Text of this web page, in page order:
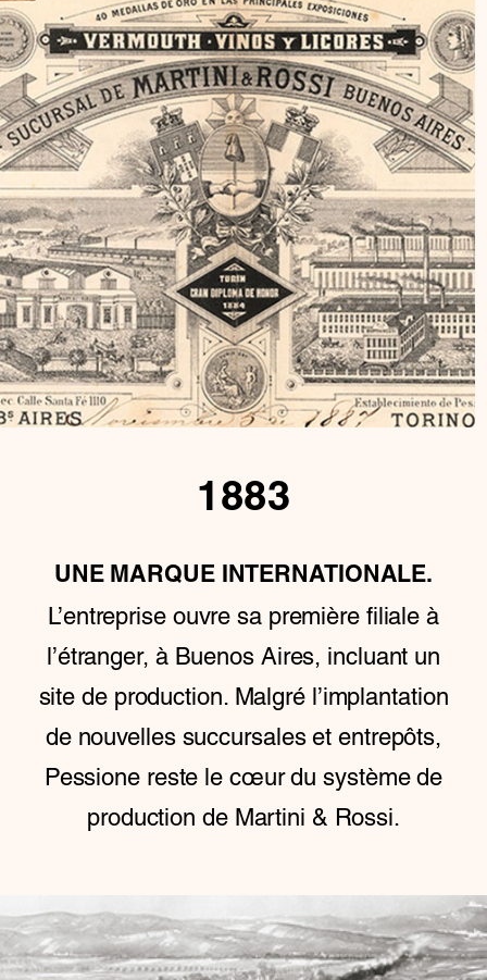
1883
UNE MARQUE INTERNATIONALE.
L’entreprise ouvre sa première filiale à
l’étranger, à Buenos Aires, incluant un
site de production. Malgré l’implantation
de nouvelles succursales et entrepôts,
Pessione reste le cœur du système de
production de Martini & Rossi.